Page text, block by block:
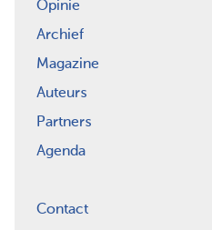
Opinie
Archief
Magazine
Auteurs
Partners
Agenda
Contact